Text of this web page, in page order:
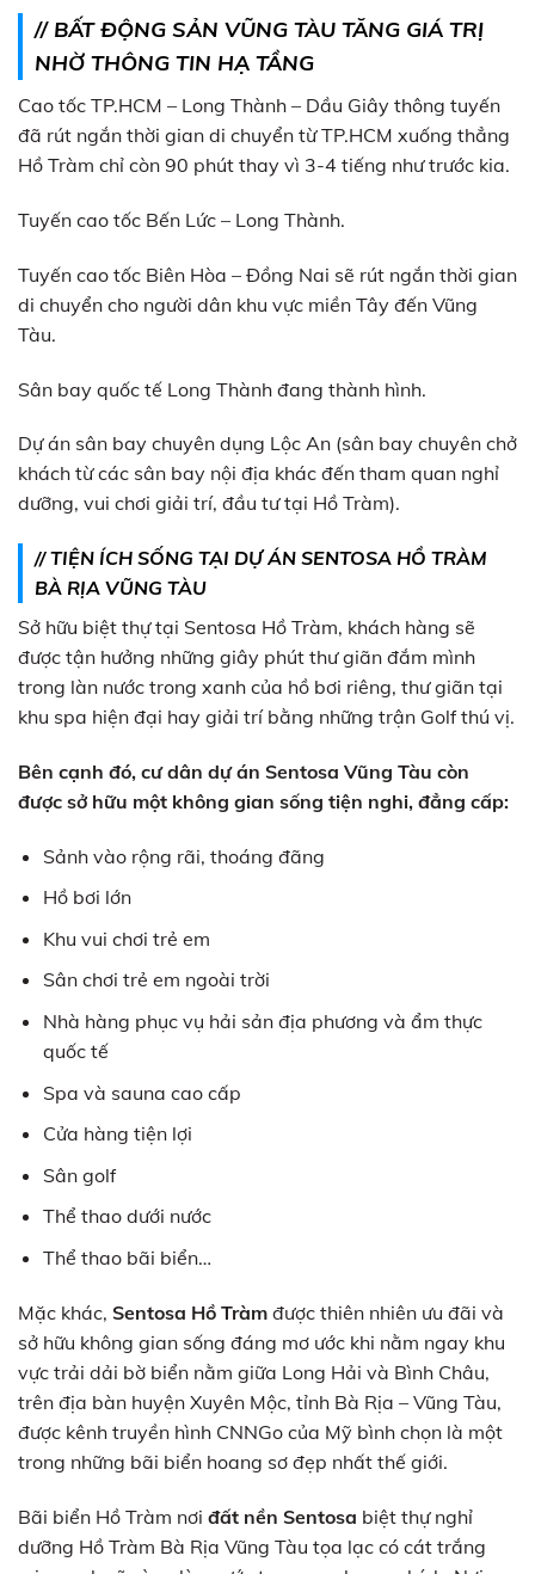
// BẤT ĐỘNG SẢN VŨNG TÀU TĂNG GIÁ TRỊ
NHỜ THÔNG TIN HẠ TẦNG
Cao tốc TP.HCM – Long Thành – Dầu Giây thông tuyến
đã rút ngắn thời gian di chuyển từ TP.HCM xuống thẳng
Hồ Tràm chỉ còn 90 phút thay vì 3-4 tiếng như trước kia.
Tuyến cao tốc Bến Lức – Long Thành.
Tuyến cao tốc Biên Hòa – Đồng Nai sẽ rút ngắn thời gian
di chuyển cho người dân khu vực miền Tây đến Vũng
Tàu.
Sân bay quốc tế Long Thành đang thành hình.
Dự án sân bay chuyên dụng Lộc An (sân bay chuyên chở
khách từ các sân bay nội địa khác đến tham quan nghỉ
dưỡng, vui chơi giải trí, đầu tư tại Hồ Tràm).
// TIỆN ÍCH SỐNG TẠI DỰ ÁN SENTOSA HỒ TRÀM
BÀ RỊA VŨNG TÀU
Sở hữu biệt thự tại Sentosa Hồ Tràm, khách hàng sẽ
được tận hưởng những giây phút thư giãn đắm mình
trong làn nước trong xanh của hồ bơi riêng, thư giãn tại
khu spa hiện đại hay giải trí bằng những trận Golf thú vị.
Bên cạnh đó, cư dân dự án Sentosa Vũng Tàu còn
được sở hữu một không gian sống tiện nghi, đẳng cấp:
Sảnh vào rộng rãi, thoáng đãng
Hồ bơi lớn
Khu vui chơi trẻ em
Sân chơi trẻ em ngoài trời
Nhà hàng phục vụ hải sản địa phương và ẩm thực
quốc tế
Spa và sauna cao cấp
Cửa hàng tiện lợi
Sân golf
Thể thao dưới nước
Thể thao bãi biển…
Mặc khác, Sentosa Hồ Tràm được thiên nhiên ưu đãi và
sở hữu không gian sống đáng mơ ước khi nằm ngay khu
vực trải dải bờ biển nằm giữa Long Hải và Bình Châu,
trên địa bàn huyện Xuyên Mộc, tỉnh Bà Rịa – Vũng Tàu,
được kênh truyền hình CNNGo của Mỹ bình chọn là một
trong những bãi biển hoang sơ đẹp nhất thế giới.
Bãi biển Hồ Tràm nơi đất nền Sentosa biệt thự nghỉ
dưỡng Hồ Tràm Bà Rịa Vũng Tàu tọa lạc có cát trắng